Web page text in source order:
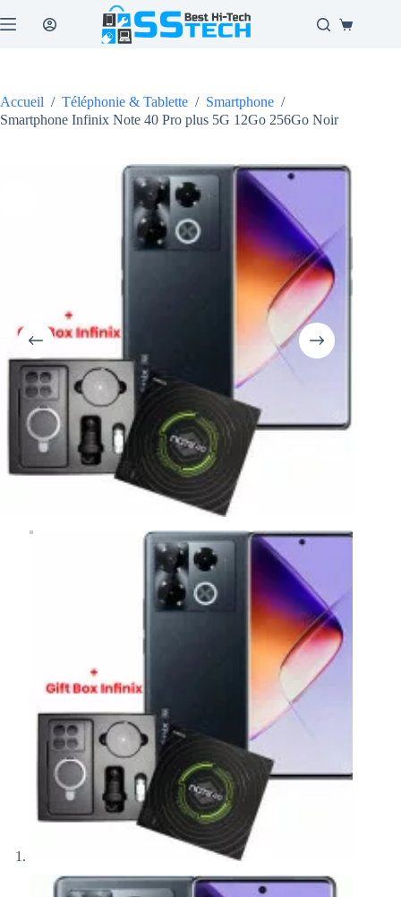
au
Panier
Accueil / Téléphonie & Tablette / Smartphone /
Smartphone Infinix Note 40 Pro plus 5G 12Go 256Go Noir